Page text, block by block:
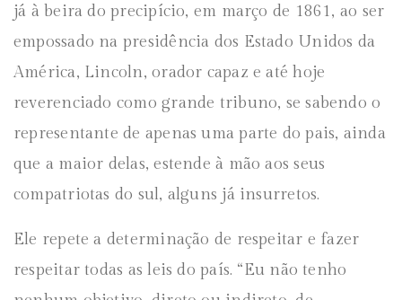
já à beira do precipício, em março de 1861, ao ser
empossado na presidência dos Estado Unidos da
América, Lincoln, orador capaz e até hoje
reverenciado como grande tribuno, se sabendo o
representante de apenas uma parte do pais, ainda
que a maior delas, estende à mão aos seus
compatriotas do sul, alguns já insurretos.
Ele repete a determinação de respeitar e fazer
respeitar todas as leis do país. “Eu não tenho